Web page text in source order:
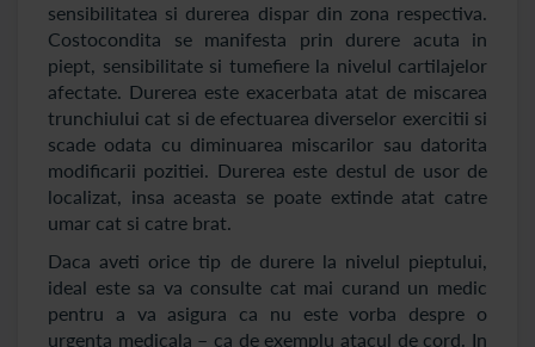
sensibilitatea si durerea dispar din zona respectiva.
Costocondita se manifesta prin durere acuta in
piept, sensibilitate si tumefiere la nivelul cartilajelor
afectate. Durerea este exacerbata atat de miscarea
trunchiului cat si de efectuarea diverselor exercitii si
scade odata cu diminuarea miscarilor sau datorita
modificarii pozitiei. Durerea este destul de usor de
localizat, insa aceasta se poate extinde atat catre
umar cat si catre brat.
Daca aveti orice tip de durere la nivelul pieptului,
ideal este sa va consulte cat mai curand un medic
pentru a va asigura ca nu este vorba despre o
urgenta medicala – ca de exemplu atacul de cord. In